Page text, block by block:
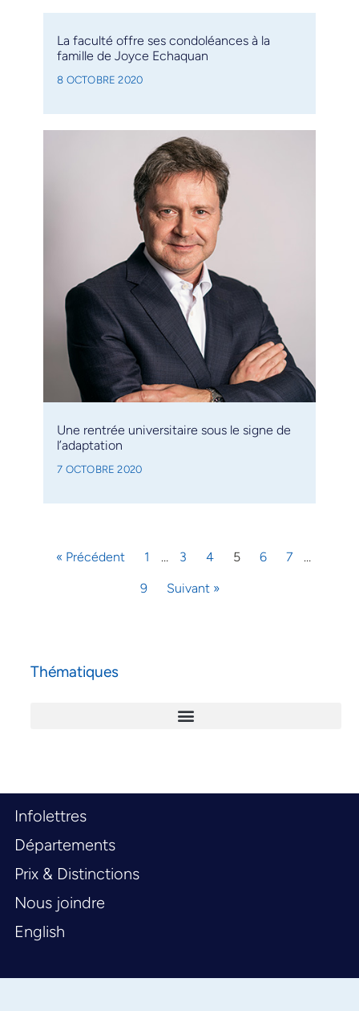
La faculté offre ses condoléances à la
famille de Joyce Echaquan
8 OCTOBRE 2020
Une rentrée universitaire sous le signe de
l’adaptation
7 OCTOBRE 2020
« Précédent 1 … 3 4 5 6 7 …
9 Suivant »
Thématiques
Infolettres
Départements
Prix & Distinctions
Nous joindre
English